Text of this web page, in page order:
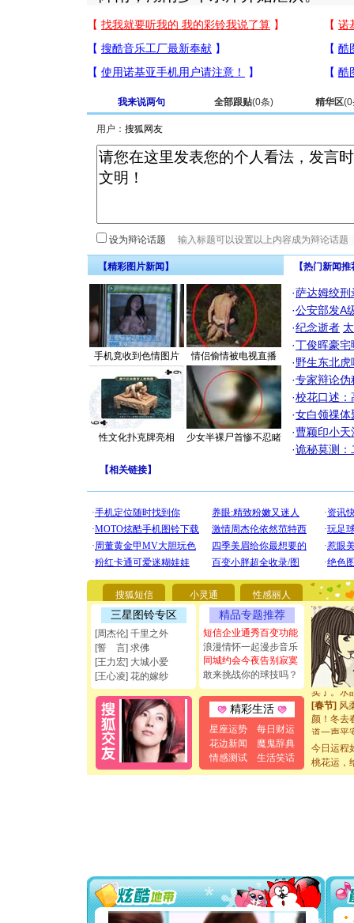
我来说两句 全部跟贴(0条) 精华区(0
用户：
设为辩论话题
【精彩图片新闻】
手机竟收到色情图片 情侣偷情被电视直播
性文化扑克牌亮相 少女半裸尸首惨不忍睹
【热门新闻
·萨达姆绞刑
·公安部发A
·纪念逝者
·丁俊晖豪
·野生东北
·专家辩论伪
·校花口述：
·女白领祼体
·曹颖印小天
·诡秘莫测：
【相关链接】
搜狐短信 小灵通 性感丽人
三星图铃专区
[周杰伦] 千里之外
[誓 言] 求佛
[王力宏] 大城小爱
[王心凌] 花的嫁纱
精品专题推荐
短信企业通秀百变功能
浪漫情怀一起漫步音乐
同城约会今夜告别寂寞
敢来挑战你的球技吗？
精彩生活
星座运势
每日财运
花边新闻
魔鬼辞典
情感测试
生活笑话
[圣诞节]
能正大
都要快乐
[圣诞节]
如意,快
[元旦]看
断电。
你是我专
[元旦]如
起；二是
离。水
[元旦]当
泣，这痛
卖了。水
[春节] 风
颜！冬去
道一声平
[春节]
传
片叶子
送你一棵
如意,快
[元旦]看
断电。
你是我
今日运程
桃花运，